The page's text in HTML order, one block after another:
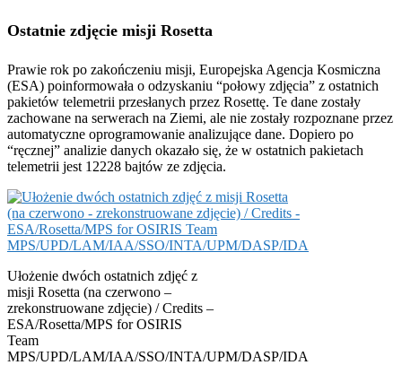
Ostatnie zdjęcie misji Rosetta
Prawie rok po zakończeniu misji, Europejska Agencja Kosmiczna
(ESA) poinformowała o odzyskaniu “połowy zdjęcia” z ostatnich
pakietów telemetrii przesłanych przez Rosettę. Te dane zostały
zachowane na serwerach na Ziemi, ale nie zostały rozpoznane przez
automatyczne oprogramowanie analizujące dane. Dopiero po
“ręcznej” analizie danych okazało się, że w ostatnich pakietach
telemetrii jest 12228 bajtów ze zdjęcia.
Ułożenie dwóch ostatnich zdjęć z
misji Rosetta (na czerwono –
zrekonstruowane zdjęcie) / Credits –
ESA/Rosetta/MPS for OSIRIS
Team
MPS/UPD/LAM/IAA/SSO/INTA/UPM/DASP/IDA